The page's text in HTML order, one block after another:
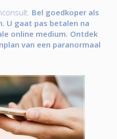
Bel goedkoper als
U gaat pas betalen na
online medium. Ontdek
van een paranormaal